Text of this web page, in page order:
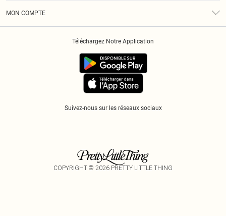
MON COMPTE
Suivez-nous sur les réseaux sociaux
Téléchargez Notre Application
COPYRIGHT © 2026 PRETTY LITTLE THING